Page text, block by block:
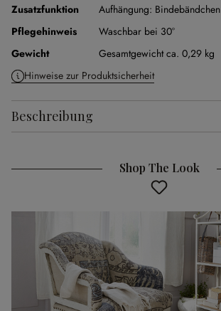
Zusatzfunktion
Aufhängung: Bindebändchen
Pflegehinweis
Waschbar bei 30°
Gewicht
Gesamtgewicht ca. 0,29 kg
Hinweise zur Produktsicherheit
Beschreibung
Shop The Look